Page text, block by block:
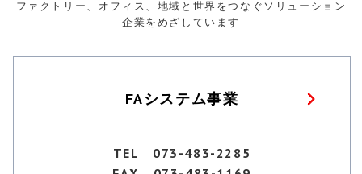
ファクトリー、オフィス、地域と世界をつなぐソリューション
企業をめざしています
FAシステム事業
TEL 073-483-2285